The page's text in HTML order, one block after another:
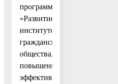
программу
«Развитие
институтов
гражданского
общества,
повышение
эффективности